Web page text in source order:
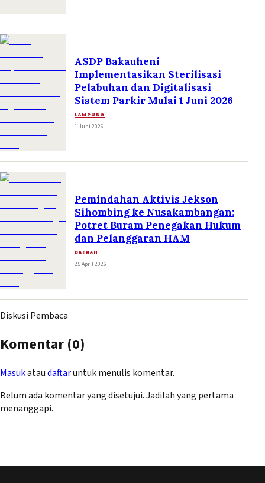
ASDP Bakauheni
Implementasikan Sterilisasi
Pelabuhan dan Digitalisasi
Sistem Parkir Mulai 1 Juni 2026
LAMPUNG
1 Juni 2026
Pemindahan Aktivis Jekson
Sihombing ke Nusakambangan:
Potret Buram Penegakan Hukum
dan Pelanggaran HAM
DAERAH
25 April 2026
Diskusi Pembaca
Komentar (0)
Masukataudaftaruntuk menulis komentar.
Belum ada komentar yang disetujui. Jadilah yang pertama
menanggapi.